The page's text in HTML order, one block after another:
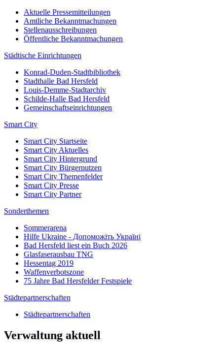
Aktuelle Pressemitteilungen
Amtliche Bekanntmachungen
Stellenausschreibungen
Öffentliche Bekanntmachungen
Städtische Einrichtungen
Konrad-Duden-Stadtbibliothek
Stadthalle Bad Hersfeld
Louis-Demme-Stadtarchiv
Schilde-Halle Bad Hersfeld
Gemeinschaftseinrichtungen
Smart City
Smart City Startseite
Smart City Aktuelles
Smart City Hintergrund
Smart City Bürgernutzen
Smart City Themenfelder
Smart City Presse
Smart City Partner
Sonderthemen
Sommerarena
Hilfe Ukraine - Допоможіть Україні
Bad Hersfeld liest ein Buch 2026
Glasfaserausbau TNG
Hessentag 2019
Waffenverbotszone
75 Jahre Bad Hersfelder Festspiele
Städtepartnerschaften
Städtepartnerschaften
Verwaltung aktuell